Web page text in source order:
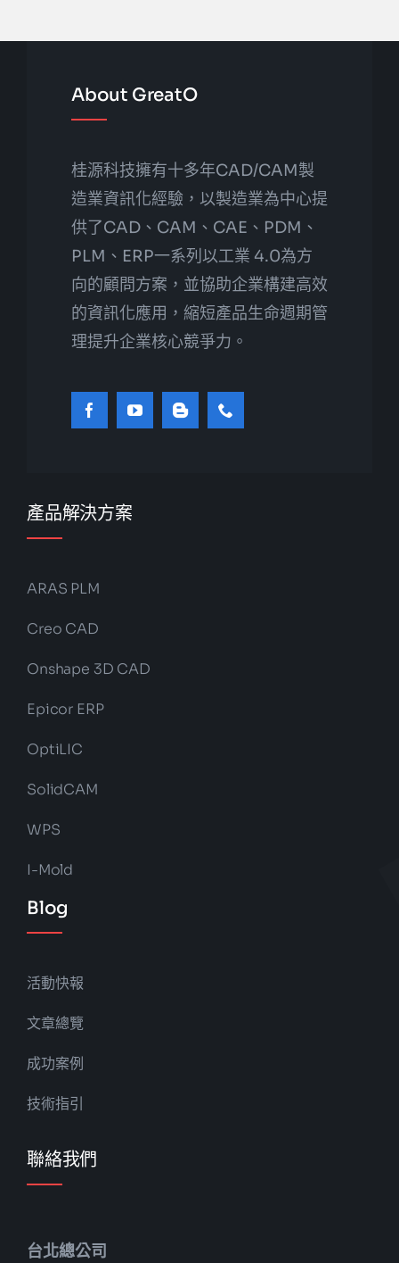
About GreatO
桂源科技擁有十多年CAD/CAM製
造業資訊化經驗，以製造業為中心提
供了CAD、CAM、CAE、PDM、
PLM、ERP一系列以工業 4.0為方
向的顧問方案，並協助企業構建高效
的資訊化應用，縮短產品生命週期管
理提升企業核心競爭力。
產品解決方案
ARAS PLM
Creo CAD
Onshape 3D CAD
Epicor ERP
OptiLIC
SolidCAM
WPS
I-Mold
Blog
活動快報
文章總覽
成功案例
技術指引
聯絡我們
台北總公司